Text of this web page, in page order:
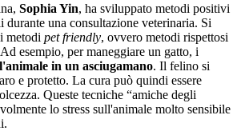
Sophia Yin, ha sviluppato metodi positivi
durante una consultazione veterinaria. Si
metodi pet friendly, ovvero metodi rispettosi
esempio, per maneggiare un gatto, i
in un asciugamano. Il felino si
e protetto. La cura può quindi essere
Queste tecniche “amiche degli
lo stress sull'animale molto sensibile